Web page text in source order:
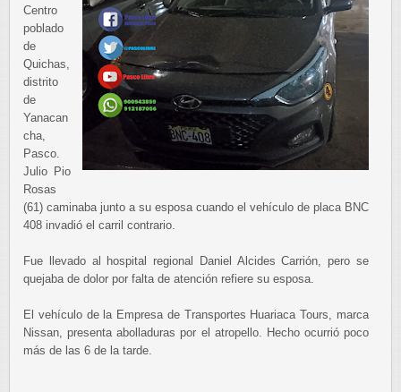
Centro
poblado
de
Quichas,
distrito
de
Yanacan
cha,
Pasco.
Julio Pio
Rosas
(61) caminaba junto a su esposa cuando el vehículo de placa BNC
408 invadió el carril contrario.
Fue llevado al hospital regional Daniel Alcides Carrión, pero se
quejaba de dolor por falta de atención refiere su esposa.
El vehículo de la Empresa de Transportes Huariaca Tours, marca
Nissan, presenta abolladuras por el atropello. Hecho ocurrió poco
más de las 6 de la tarde.